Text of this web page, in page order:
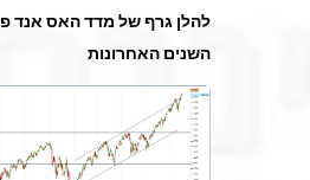
השנים האחרונות